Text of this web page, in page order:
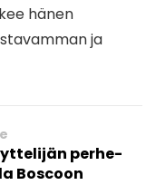
hänen
ja
perhe-
Boscoon